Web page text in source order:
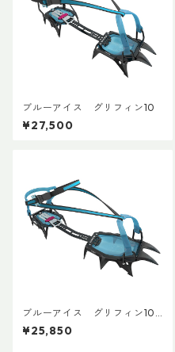
ブルーアイス グリフィン10
¥27,500
ブルーアイス グリフィン10
ユニバーサル
¥25,850